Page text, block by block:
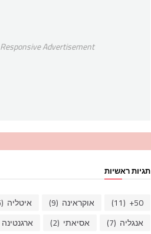
Responsive Advertisement
תגיות ראשיות
50+
(11) אוקראינה (9) איטליה (145)
אנגליה (7) אסיאתי (2) ארגנטינה